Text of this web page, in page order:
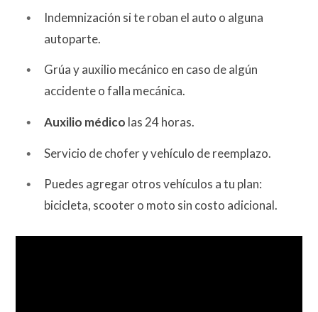
Indemnización si te roban el auto o alguna
autoparte.
Grúa y auxilio mecánico en caso de algún
accidente o falla mecánica.
Auxilio médico las 24 horas.
Servicio de chofer y vehículo de reemplazo.
Puedes agregar otros vehículos a tu plan:
bicicleta, scooter o moto sin costo adicional.